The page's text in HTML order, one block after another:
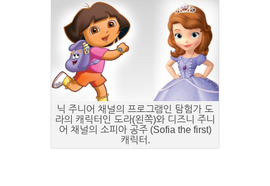
닉 주니어 채널의 프로그램인 탐험가 도
라의 캐릭터인 도라(왼쪽)와 디즈니 주니
어 채널의 소피아 공주 (Sofia the first)
캐릭터.